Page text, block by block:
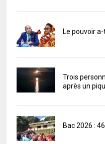
Le pouvoir
Trois
après un
Bac 2026 :